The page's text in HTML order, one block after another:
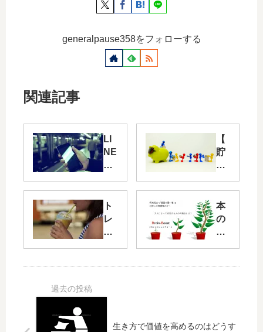
generalpause358をフォローする
関連記事
LI
NE
@
め
ま
し
【
貯
蓄
保
険
】
生
ト
レ
ー
グ
録
本
の
内
理
て
生き方で価値を高めるのはどうす